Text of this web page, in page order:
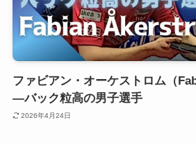
ファビアン・オーケストロム（
―バック粒高の男子選手
2026年4月24日